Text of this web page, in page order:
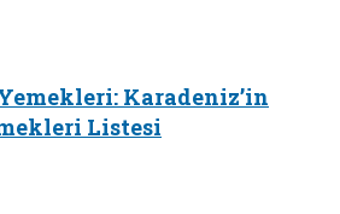
Karadeniz’in
Listesi